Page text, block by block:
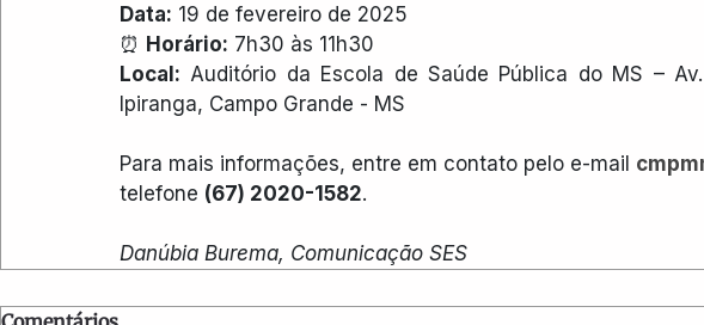
Data: 19 de fevereiro de 2025
⏰ Horário: 7h30 às 11h30
Local: Auditório da Escola de Saúde Pública do MS –
Ipiranga, Campo Grande - MS
Para mais informações, entre em contato pelo e-mail
telefone (67) 2020-1582.
Danúbia Burema, Comunicação SES